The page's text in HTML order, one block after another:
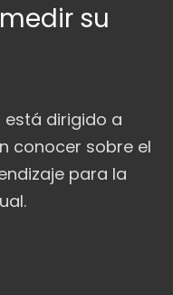
su
dirigido a
conocer sobre el
para la